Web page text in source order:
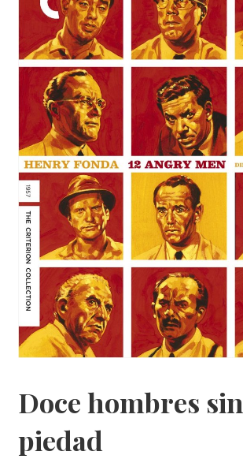
Doce hombres sin
piedad